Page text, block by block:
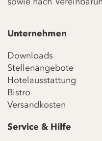
Unternehmen
Downloads
Stellenangebote
Hotelausstattung
Bistro
Versandkosten
Service & Hilfe